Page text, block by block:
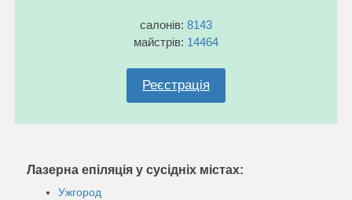
салонів: 8143
майстрів: 14464
Реєстрація
Лазерна епіляція у сусідніх містах:
Ужгород